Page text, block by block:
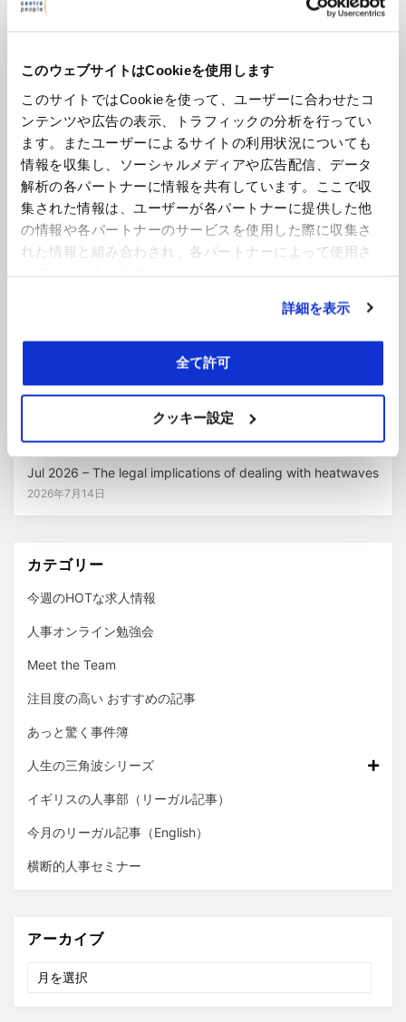
このウェブサイトはCookieを使用します
このサイトではCookieを使って、ユーザーに合わせたコ
ンテンツや広告の表示、トラフィックの分析を行ってい
ます。またユーザーによるサイトの利用状況についても
情報を収集し、ソーシャルメディアや広告配信、データ
解析の各パートナーに情報を共有しています。ここで収
集された情報は、ユーザーが各パートナーに提供した他
の情報や各パートナーのサービスを使用した際に収集さ
れた情報と組み合わされ、各パートナーによって使用さ
詳細を表示
全て許可
クッキー設定
シ
ョ
ン
mean for employment law?
検
索:
検
索
新着記事一覧
Vol.26 – Supporting Business Through the Power of Data:
Shaping the Future with Insights
2026年7月30日
Jul 2026 – 熱波（ヒートウェーブ）への対応がもたらす法的
2026年7月14日
Jul 2026 – The legal implications of dealing with heatwaves
2026年7月14日
カテゴリー
今週のHOTな求人情報
人事オンライン勉強会
Meet the Team
注目度の高い おすすめの記事
あっと驚く事件簿
人生の三角波シリーズ
イギリスの人事部（リーガル記事）
今月のリーガル記事（English）
横断的人事セミナー
アーカイブ